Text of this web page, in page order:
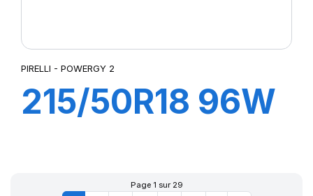
PIRELLI - POWERGY 2
215/50R18 96W
Page 1 sur 29